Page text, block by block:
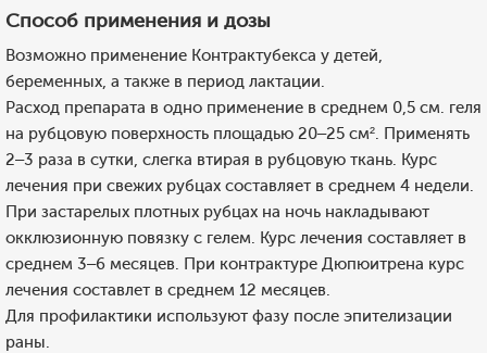
Способ применения и дозы
Возможно применение Контрактубекса у детей,
беременных, а также в период лактации.
Расход препарата в одно применение в среднем 0,5 см. геля
на рубцовую поверхность площадью 20–25 см². Применять
2–3 раза в сутки, слегка втирая в рубцовую ткань. Курс
лечения при свежих рубцах составляет в среднем 4 недели.
При застарелых плотных рубцах на ночь накладывают
окклюзионную повязку с гелем. Курс лечения составляет в
среднем 3–6 месяцев. При контрактуре Дюпюитрена курс
лечения составлет в среднем 12 месяцев.
Для профилактики используют фазу после эпителизации
раны.